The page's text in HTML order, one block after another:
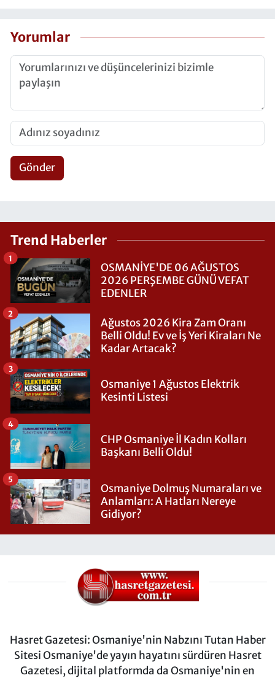
Yorumlar
Gönder
Trend Haberler
OSMANİYE'DE 06 AĞUSTOS
2026 PERŞEMBE GÜNÜ VEFAT
EDENLER
1
Ağustos 2026 Kira Zam Oranı
Belli Oldu! Ev ve İş Yeri Kiraları Ne
Kadar Artacak?
2
Osmaniye 1 Ağustos Elektrik
Kesinti Listesi
3
CHP Osmaniye İl Kadın Kolları
Başkanı Belli Oldu!
4
Osmaniye Dolmuş Numaraları ve
Anlamları: A Hatları Nereye
Gidiyor?
5
Hasret Gazetesi: Osmaniye'nin Nabzını Tutan Haber
Sitesi Osmaniye'de yayın hayatını sürdüren Hasret
Gazetesi, dijital platformda da Osmaniye'nin en